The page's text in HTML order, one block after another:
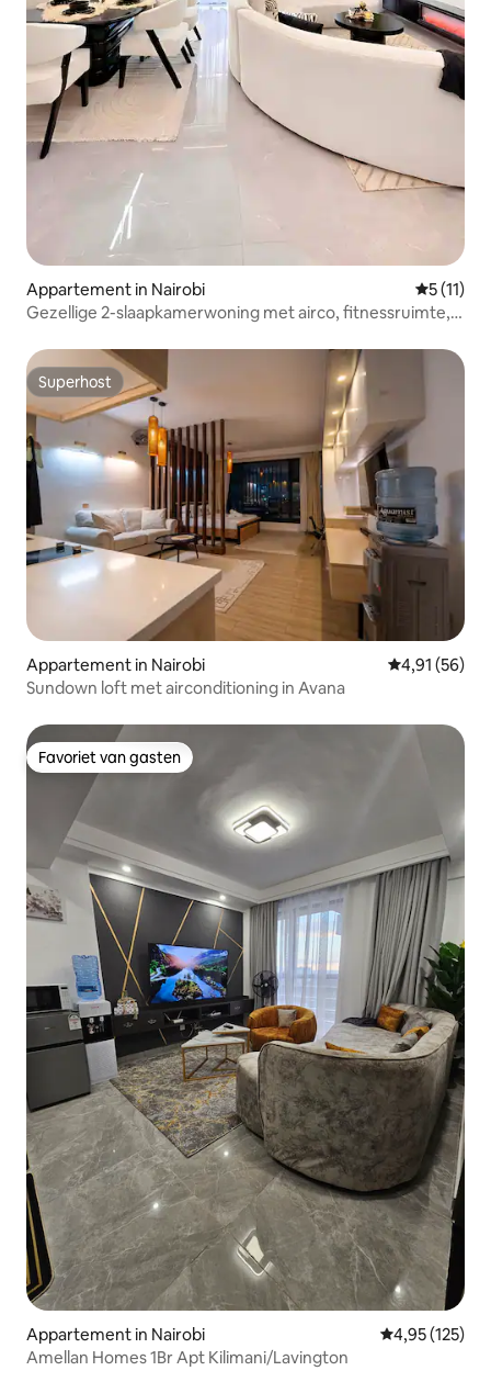
Appartement in Nairobi
5 (11)
Gezellige 2-slaapkamerwoning met airco, fitnessruimte,
Superhost
Superhost
Appartement in Nairobi Gemiddelde
4,91 (56)
Sundown loft met airconditioning in Avana
Favoriet van gasten
Favoriet van gasten
Appartement in Nairobi Gemiddelde
4,95 (125)
Amellan Homes 1Br Apt Kilimani/Lavington